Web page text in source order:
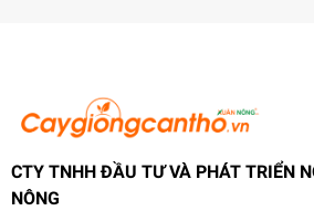
CTY TNHH ĐẦU TƯ VÀ PHÁT TRIỂN
NÔNG